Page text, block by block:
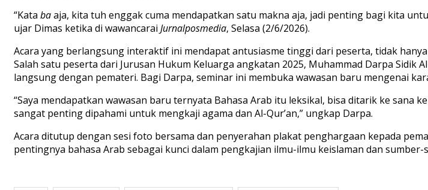
“Kata baaja, kita tuh enggak cuma mendapatkan satu makna aja, jadi penting bagi kita
ujar Dimas ketika di wawancarai Jurnalposmedia, Selasa (2/6/2026).
Acara yang berlangsung interaktif ini mendapat antusiasme tinggi dari peserta, tidak
Salah satu peserta dari Jurusan Hukum Keluarga angkatan 2025, Muhammad Darpa Sidik
langsung dengan pemateri. Bagi Darpa, seminar ini membuka wawasan baru mengenai
“Saya mendapatkan wawasan baru ternyata Bahasa Arab itu leksikal, bisa ditarik ke sana
sangat penting dipahami untuk mengkaji agama dan Al-Qur’an,” ungkap Darpa.
Acara ditutup dengan sesi foto bersama dan penyerahan plakat penghargaan kepada
pentingnya bahasa Arab sebagai kunci dalam pengkajian ilmu-ilmu keislaman dan sumber-